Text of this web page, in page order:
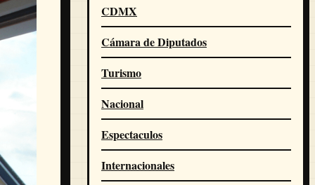
CDMX
Cámara de Diputados
Turismo
Nacional
Espectaculos
Internacionales